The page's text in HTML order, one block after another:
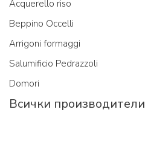
Acquerello riso
Beppino Occelli
Arrigoni formaggi
Salumificio Pedrazzoli
Domori
Всички производители